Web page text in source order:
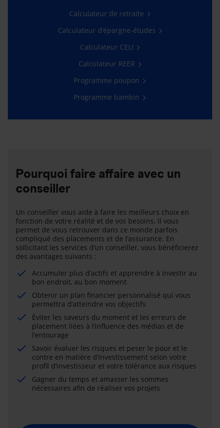
Calculateur de retraite
Calculateur d’épargne-études
Calculateur CELI
Calculateur REER
Programme poupon
Programme bambin
Pourquoi faire affaire avec un
conseiller
Un conseiller vous aide à faire les meilleurs choix en
fonction de votre réalité et de vos besoins. Il vous
permet de vous retrouver dans ce monde parfois
compliqué des placements et de l’assurance. En
sollicitant les services d’un conseiller, vous bénéficierez
des avantages suivants :
Accumuler plus d’actifs et apprendre à investir au
bon endroit, au bon moment
Obtenir un plan financier personnalisé qui vous
permettra d’atteindre vos objectifs
Éviter les saveurs du moment et les erreurs de
placement liées à l’influence des médias et de
l’entourage
Savoir évaluer les risques et peser le pour et le
contre en matière d’investissement selon votre
profil d’investisseur et votre tolérance aux risques
Gagner du temps et amasser les sommes
nécessaires afin de réaliser vos projets